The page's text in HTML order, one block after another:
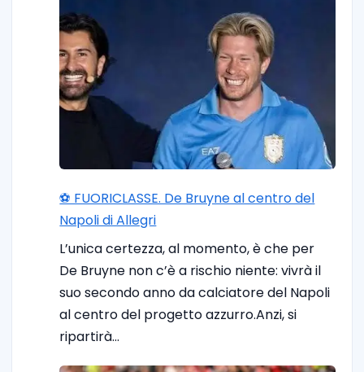
⚽️ FUORICLASSE. De Bruyne al centro del
Napoli di Allegri
L’unica certezza, al momento, è che per
De Bruyne non c’è a rischio niente: vivrà il
suo secondo anno da calciatore del Napoli
al centro del progetto azzurro.Anzi, si
ripartirà…